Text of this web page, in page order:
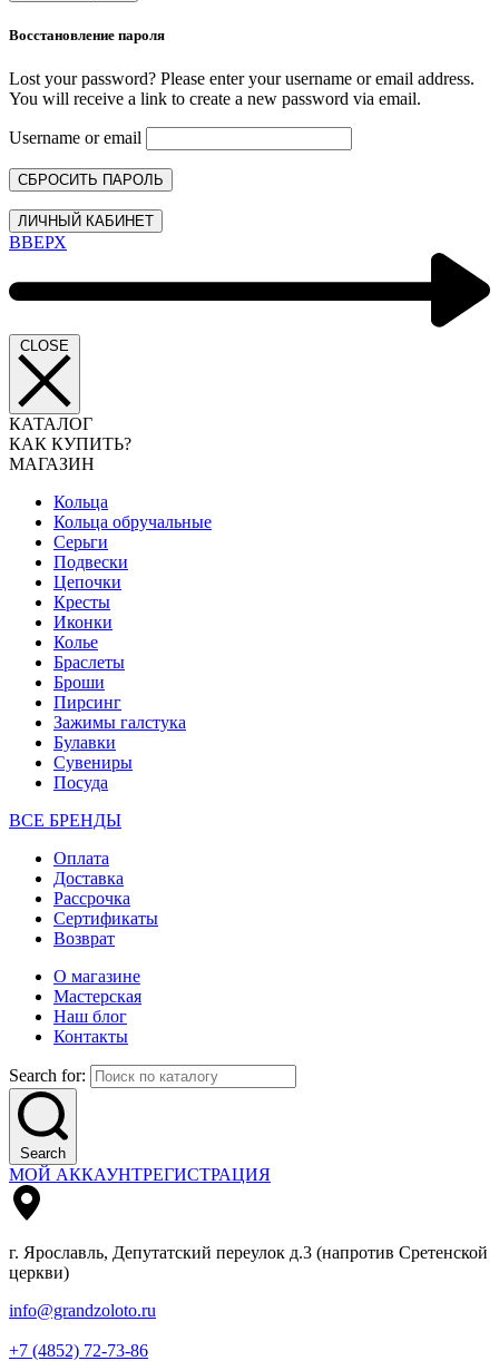
Восстановление пароля
Lost your password? Please enter your username or email address.
You will receive a link to create a new password via email.
Username or email
СБРОСИТЬ ПАРОЛЬ
ЛИЧНЫЙ КАБИНЕТ
ВВЕРХ
CLOSE
КАТАЛОГ
КАК КУПИТЬ?
МАГАЗИН
Кольца
Кольца обручальные
Серьги
Подвески
Цепочки
Кресты
Иконки
Колье
Браслеты
Броши
Пирсинг
Зажимы галстука
Булавки
Сувениры
Посуда
ВСЕ БРЕНДЫ
Оплата
Доставка
Рассрочка
Сертификаты
Возврат
О магазине
Мастерская
Наш блог
Контакты
Search for:
Search
МОЙ АККАУНТРЕГИСТРАЦИЯ
г. Ярославль, Депутатский переулок д.3 (напротив Сретенской
церкви)
info@grandzoloto.ru
+7 (4852) 72-73-86